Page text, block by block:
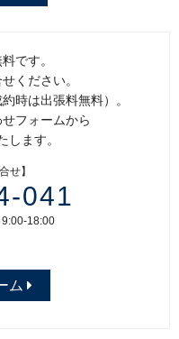
です。
ください。
時は出張料無料）。
フォームから
します。
せ】
041
18:00
ム